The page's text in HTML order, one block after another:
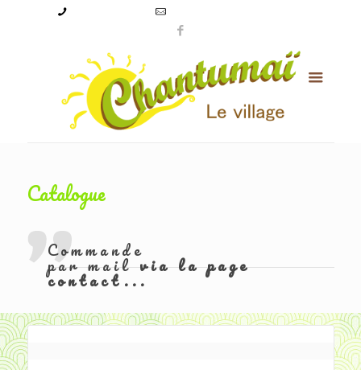
Catalogue
Commande
par mailvia la page
contact...